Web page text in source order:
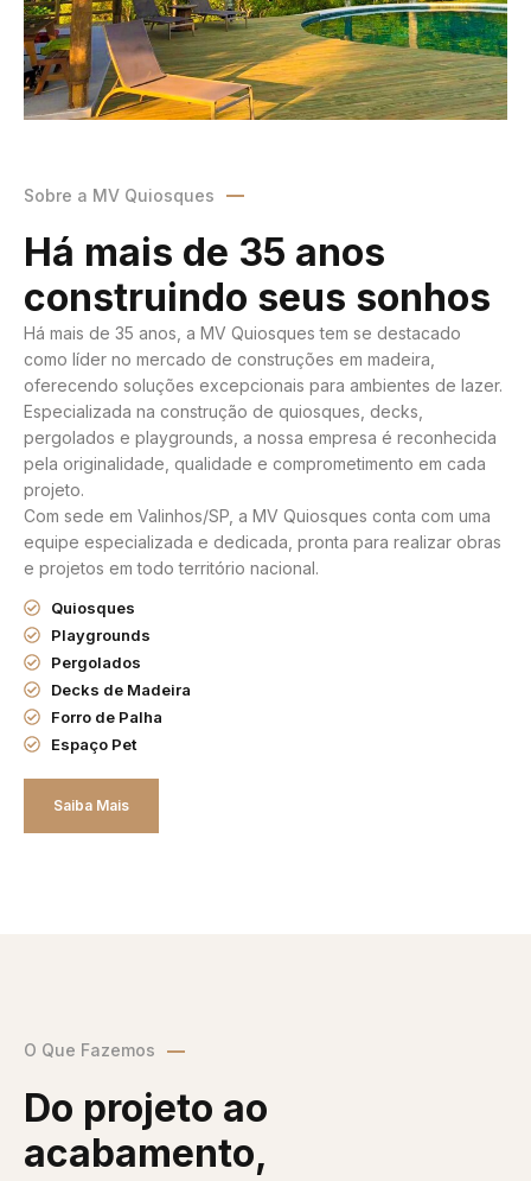
Sobre a MV Quiosques
Há mais de 35 anos
construindo seus sonhos
Há mais de 35 anos, a MV Quiosques tem se destacado
como líder no mercado de construções em madeira,
oferecendo soluções excepcionais para ambientes de lazer.
Especializada na construção de quiosques, decks,
pergolados e playgrounds, a nossa empresa é reconhecida
pela originalidade, qualidade e comprometimento em cada
projeto.
Com sede em Valinhos/SP, a MV Quiosques conta com uma
equipe especializada e dedicada, pronta para realizar obras
e projetos em todo território nacional.
Quiosques
Playgrounds
Pergolados
Decks de Madeira
Forro de Palha
Espaço Pet
Saiba Mais
O Que Fazemos
Do projeto ao
acabamento,